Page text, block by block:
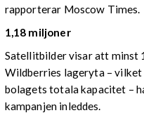
rapporterar Moscow Times.
1,18 miljoner
Satellitbilder visar att minst
Wildberries lageryta –
bolagets totala kapacitet –
kampanjen inleddes.